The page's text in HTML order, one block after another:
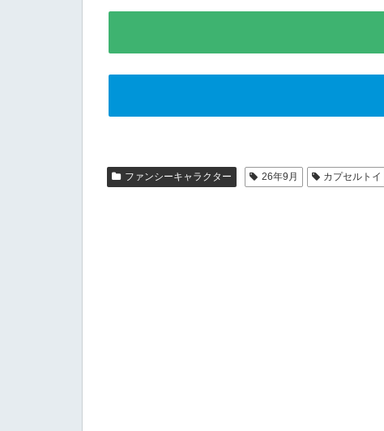
ファンシーキャラクター 26年9月 カプセルトイ